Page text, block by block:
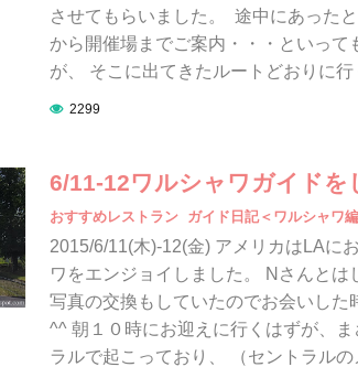
させてもらいました。 途中にあった
から開催場までご案内・・・といっ
が、 そこに出てきたルートどおりに
2299
6/11-12ワルシャワガイドを
おすすめレストラン ガイド日記＜ワルシャワ
2015/6/11(木)-12(金) アメリカはLAに
ワをエンジョイしました。 Nさんとは
写真の交換もしていたのでお会いした
^^ 朝１０時にお迎えに行くはずが、
ラルで起こっており、 （セントラル